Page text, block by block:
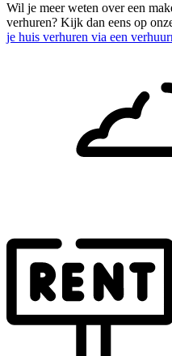
Wil je meer weten over een
verhuren? Kijk dan eens op
je huis verhuren via een